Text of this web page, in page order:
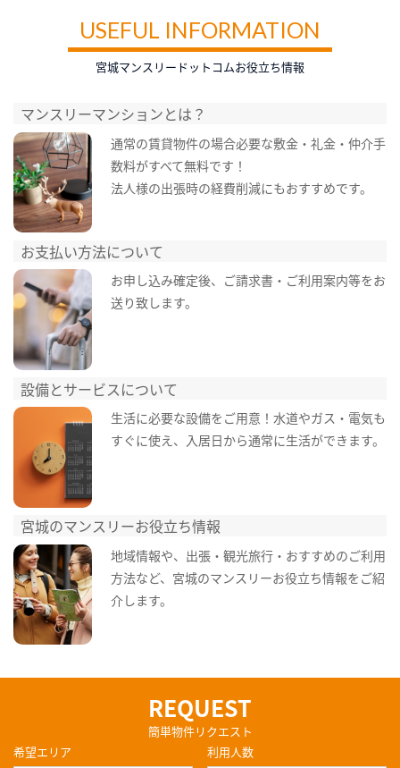
USEFUL INFORMATION
宮城マンスリードットコムお役立ち情報
マンスリーマンションとは？
通常の賃貸物件の場合必要な敷金・礼金・仲介手
数料がすべて無料です！
法人様の出張時の経費削減にもおすすめです。
お支払い方法について
お申し込み確定後、ご請求書・ご利用案内等をお
送り致します。
設備とサービスについて
生活に必要な設備をご用意！水道やガス・電気も
すぐに使え、入居日から通常に生活ができます。
宮城のマンスリーお役立ち情報
地域情報や、出張・観光旅行・おすすめのご利用
方法など、宮城のマンスリーお役立ち情報をご紹
介します。
REQUEST
簡単物件リクエスト
希望エリア
利用人数